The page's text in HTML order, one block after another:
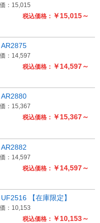
税込価格： ￥15,015～
：15,015
税込価格： ￥14,597～
：14,597
税込価格： ￥15,367～
：15,367
税込価格： ￥14,597～
：14,597
税込価格： ￥10,153～
【在庫限定】
：10,153